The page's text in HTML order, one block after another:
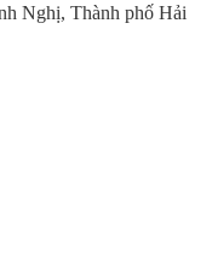
Nghị, Thành phố Hải